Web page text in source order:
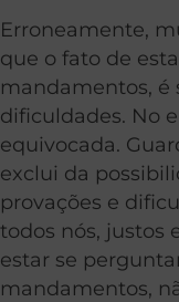
Erroneamente,
que o fato de
mandamentos, é
dificuldades. No
equivocada.
exclui da
provações e
todos nós, justos
estar se
mandamentos,